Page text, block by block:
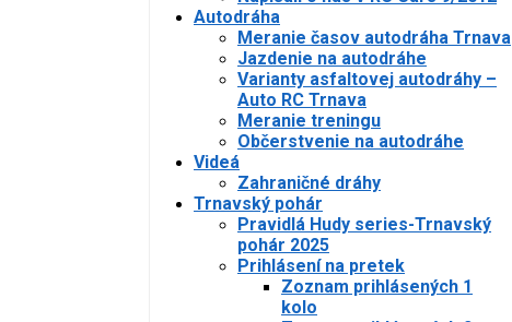
Autodráha
Meranie časov autodráha Trnava
Jazdenie na autodráhe
Varianty asfaltovej autodráhy –
Auto RC Trnava
Meranie treningu
Občerstvenie na autodráhe
Videá
Zahraničné dráhy
Trnavský pohár
Pravidlá Hudy series-Trnavský
pohár 2025
Prihlásení na pretek
Zoznam prihlásených 1
kolo